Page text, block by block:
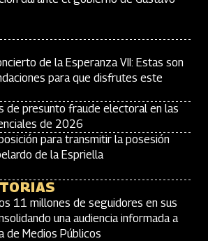
de la Esperanza VII: Estas son
para que disfrutes este
de presunto fraude electoral en las
de 2026
para transmitir la posesión
de la Espriella
11 millones de seguidores en sus
una audiencia informada a
de Medios Públicos